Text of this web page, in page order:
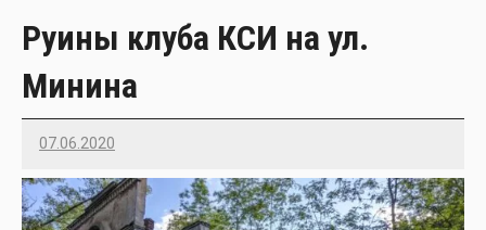
Руины клуба КСИ на ул.
Минина
07.06.2020
Imatvey